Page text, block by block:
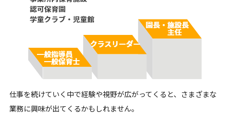
仕事を続けていく中で経験や視野が広がってくると、さまざまな
業務に興味が出てくるかもしれません。